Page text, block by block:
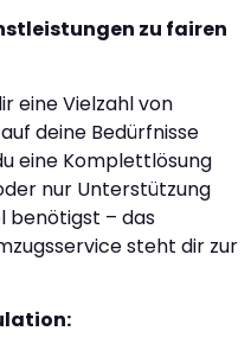
zu fairen
eine Vielzahl von
deine Bedürfnisse
eine Komplettlösung
nur Unterstützung
benötigst – das
steht dir zur